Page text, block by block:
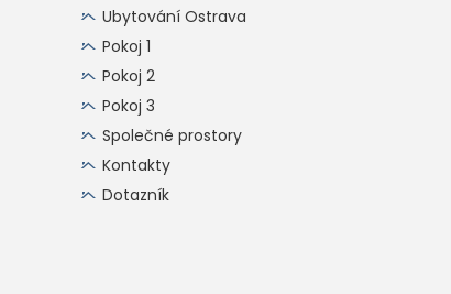
Ubytování Ostrava
Pokoj 1
Pokoj 2
Pokoj 3
Společné prostory
Kontakty
Dotazník